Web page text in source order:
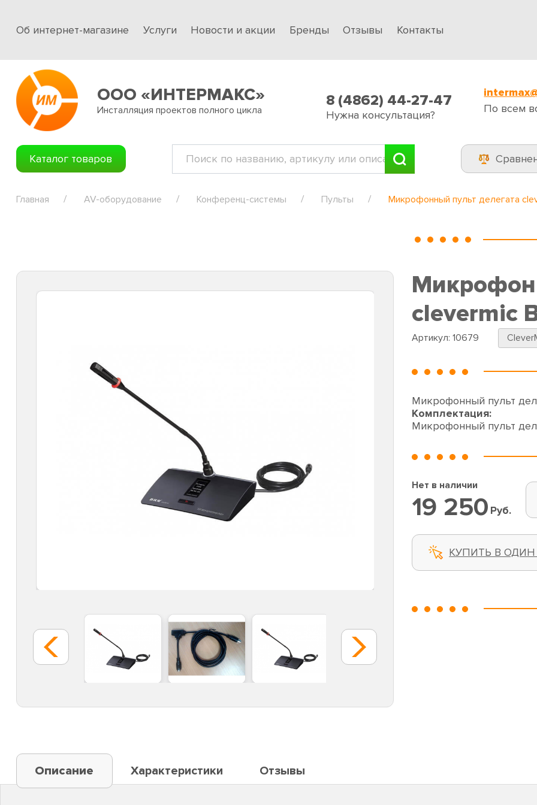
Об интернет-магазине Услуги Новости и акции Бренды Отзывы Контакты
ООО «ИНТЕРМАКС»
Инсталляция проектов полного цикла
8 (4862) 44-27-47
Нужна консультация?
По всем
Каталог товаров
Главная AV-оборудование Конференц-системы Пульты Микрофонный пульт делегата
clevermic
Артикул: 10679
Микрофонный пульт
Комплектация:
Микрофонный пульт
Нет в наличии
19 250 Руб.
КУПИТЬ В
Описание Характеристики Отзывы